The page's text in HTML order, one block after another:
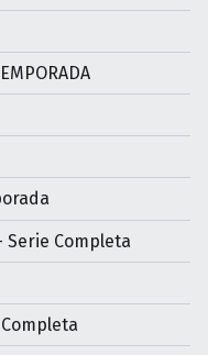
Serie Completa